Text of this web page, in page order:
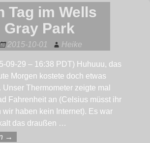
Tag im Wells
Gray Park
2015-10-01 Heike
09-29 – 16:38 PDT) Huhuuu, das
Morgen kostete doch etwas
Thermometer zeigte mal
Fahrenheit an (Celsius müsst ihr
wir haben kein Internet). Es war
das draußen …
→